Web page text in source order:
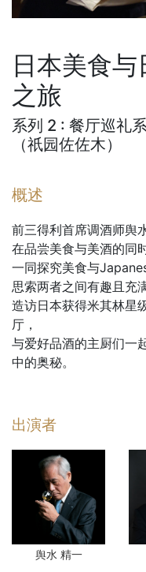
日本美食
之旅
系列 2 : 餐厅巡礼
（祇园佐佐木）
概述
前三得利首席调酒师舆
在品尝美食与美酒的同
一同探究美食与
思索两者之间有趣且充
造访日本获得米其林星
厅，
与爱好品酒的主厨们一
中的奥秘。
出演者
舆水 精一